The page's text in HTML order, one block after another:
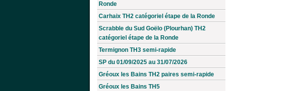
Ronde
Carhaix TH2 catégoriel étape de la Ronde
Scrabble du Sud Goëlo (Plourhan) TH2
catégoriel étape de la Ronde
Termignon TH3 semi-rapide
SP du 01/09/2025 au 31/07/2026
Gréoux les Bains TH2 paires semi-rapide
Gréoux les Bains TH5